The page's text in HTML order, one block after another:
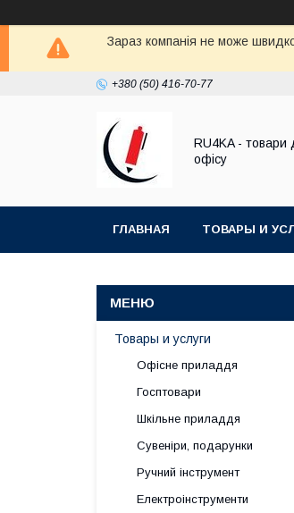
Зараз компанія не може
+380 (50) 416-70-77
RU4KA - товари
офісу
ГЛАВНАЯ ТОВАРЫ И
Товары и услуги
Офісне приладдя
Госптовари
Шкільне приладдя
Сувеніри, подарунки
Ручний інструмент
Електроінструменти